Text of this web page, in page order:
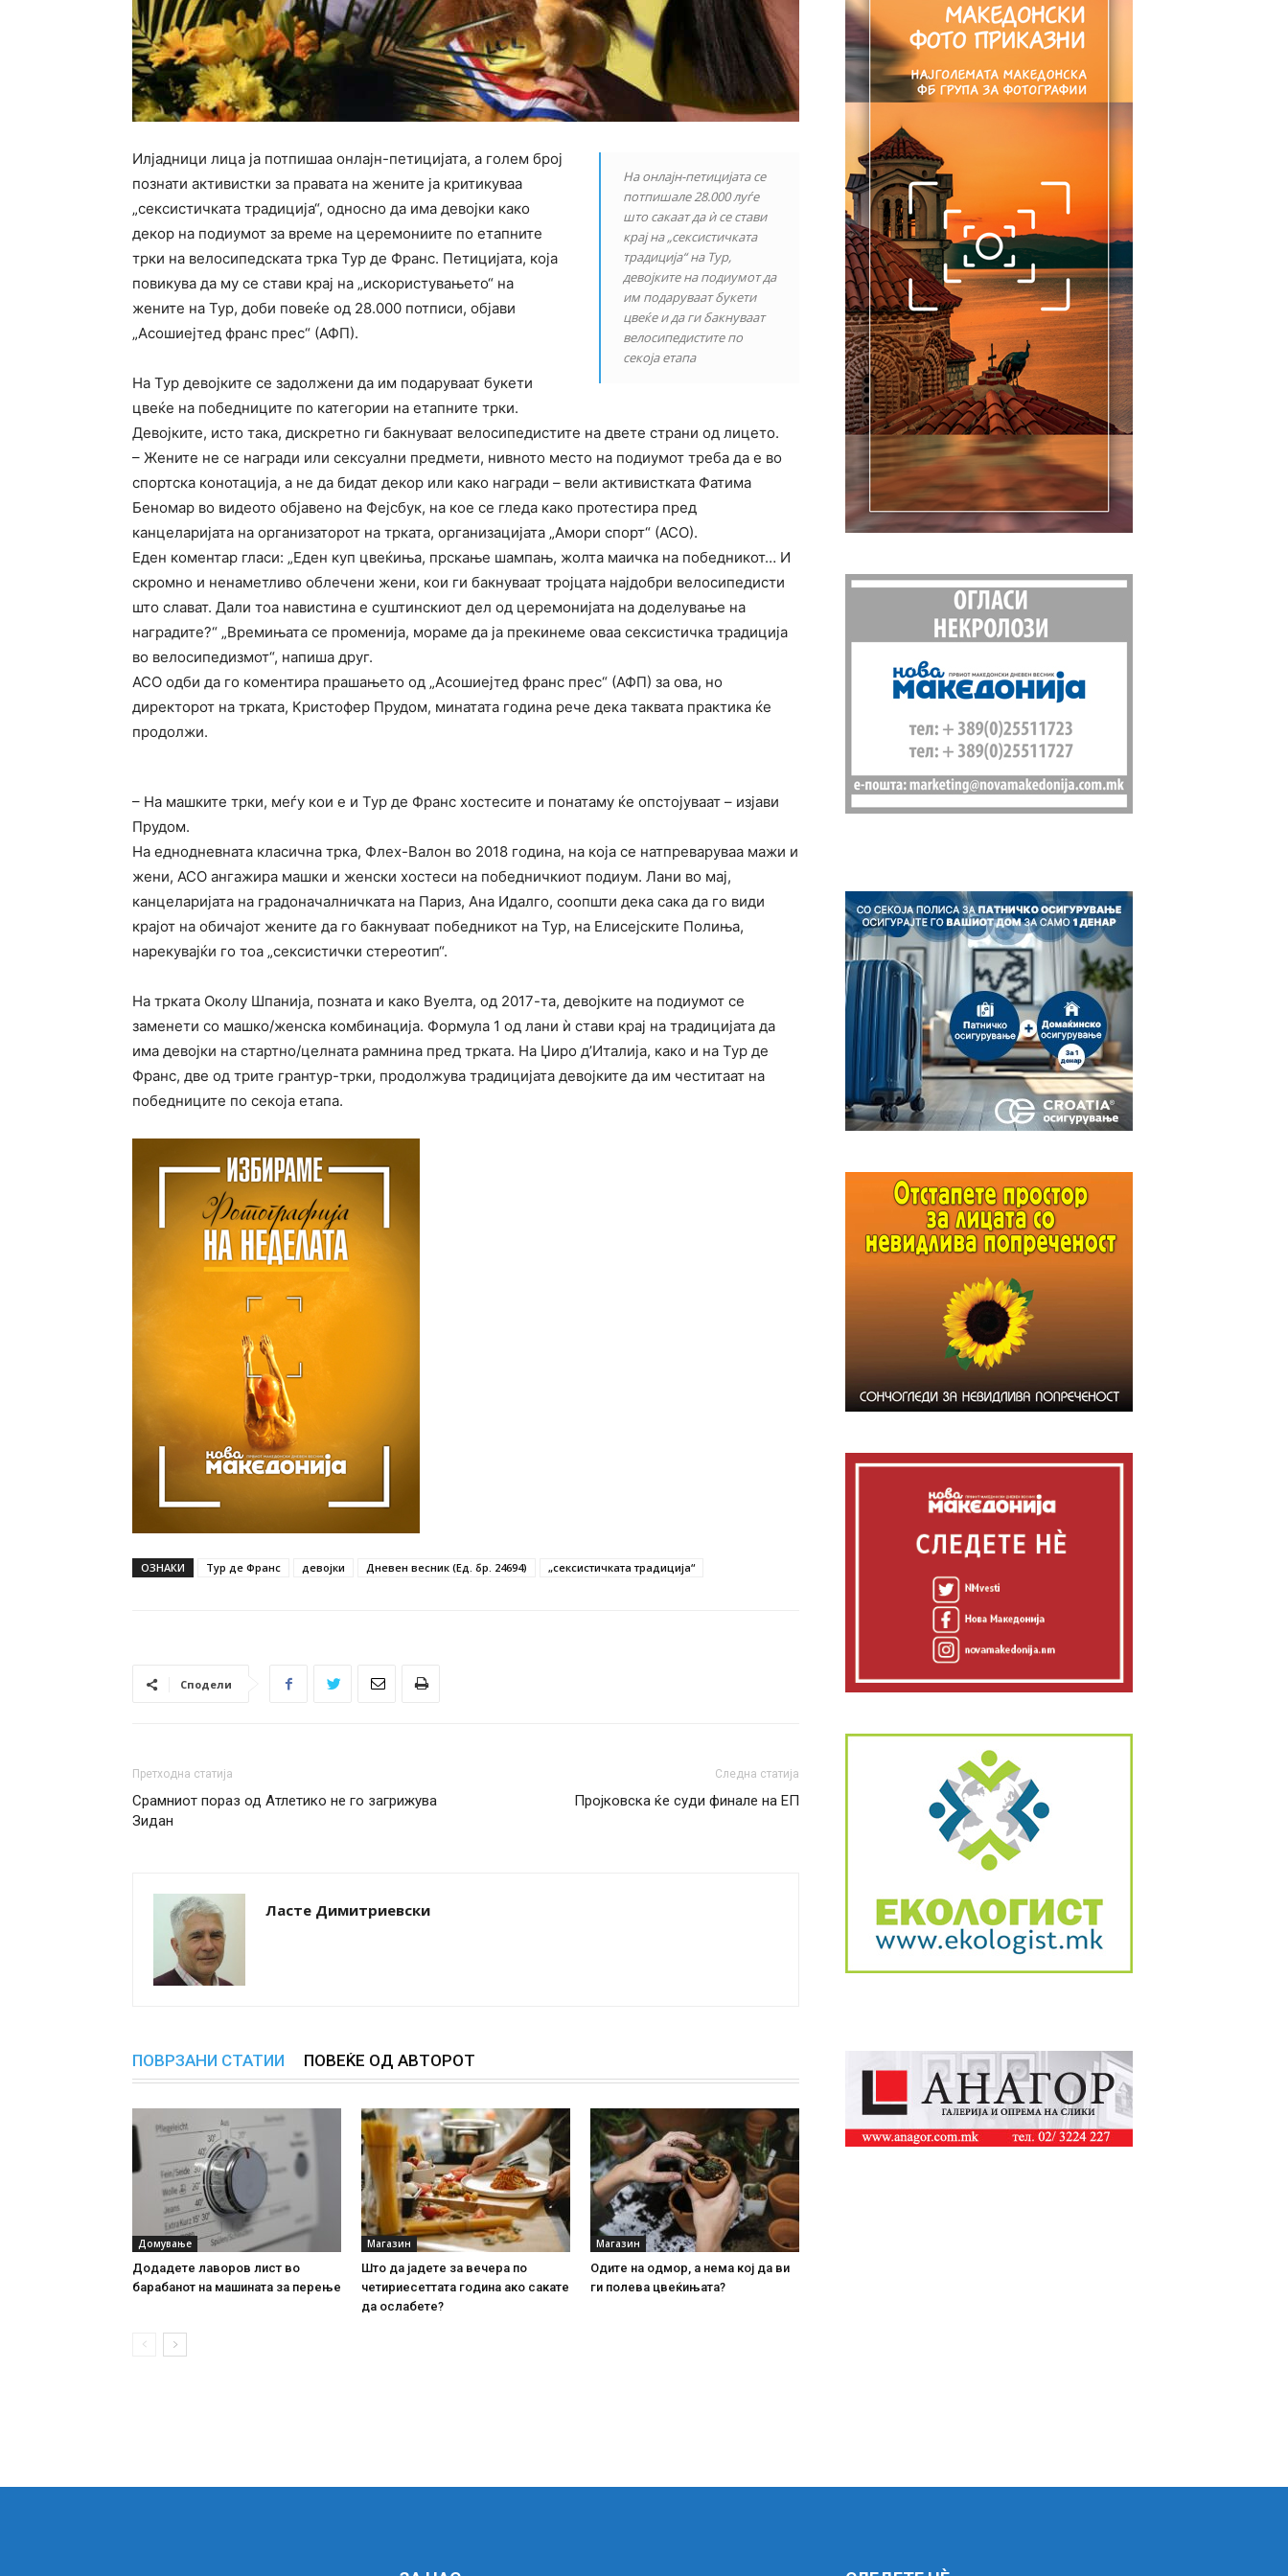
На онлајн-петицијата се
потпишале 28.000 луѓе
што сакаат да ѝ се стави
крај на „сексистичката
традиција“ на Тур,
девојките на подиумот да
им подаруваат букети
цвеќе и да ги бакнуваат
велосипедистите по
секоја етапа
Илјадници лица ја потпишаа онлајн-петицијата, а голем број
познати активистки за правата на жените ја критикуваа
„сексистичката традиција“, односно да има девојки како
декор на подиумот за време на церемониите по етапните
трки на велосипедската трка Тур де Франс. Петицијата, која
повикува да му се стави крај на „искористувањето“ на
жените на Тур, доби повеќе од 28.000 потписи, објави
„Асошиејтед франс прес“ (АФП).
На Тур девојките се задолжени да им подаруваат букети
цвеќе на победниците по категории на етапните трки.
Девојките, исто така, дискретно ги бакнуваат велосипедистите на двете страни од лицето.
– Жените не се награди или сексуални предмети, нивното место на подиумот треба да е во
спортска конотација, а не да бидат декор или како награди – вели активистката Фатима
Беномар во видеото објавено на Фејсбук, на кое се гледа како протестира пред
канцеларијата на организаторот на трката, организацијата „Амори спорт“ (АСО).
Еден коментар гласи: „Еден куп цвеќиња, прскање шампањ, жолта маичка на победникот… И
скромно и ненаметливо облечени жени, кои ги бакнуваат тројцата најдобри велосипедисти
што слават. Дали тоа навистина е суштинскиот дел од церемонијата на доделување на
наградите?“ „Времињата се променија, мораме да ја прекинеме оваа сексистичка традиција
во велосипедизмот“, напиша друг.
АСО одби да го коментира прашањето од „Асошиејтед франс прес“ (АФП) за ова, но
директорот на трката, Кристофер Прудом, минатата година рече дека таквата практика ќе
продолжи.
– На машките трки, меѓу кои е и Тур де Франс хостесите и понатаму ќе опстојуваат – изјави
Прудом.
На еднодневната класична трка, Флех-Валон во 2018 година, на која се натпреваруваа мажи и
жени, АСО ангажира машки и женски хостеси на победничкиот подиум. Лани во мај,
канцеларијата на градоначалничката на Париз, Ана Идалго, соопшти дека сака да го види
крајот на обичајот жените да го бакнуваат победникот на Тур, на Елисејските Полиња,
нарекувајќи го тоа „сексистички стереотип“.
На трката Околу Шпанија, позната и како Вуелта, од 2017-та, девојките на подиумот се
заменети со машко/женска комбинација. Формула 1 од лани ѝ стави крај на традицијата да
има девојки на стартно/целната рамнина пред трката. На Џиро д’Италија, како и на Тур де
Франс, две од трите грантур-трки, продолжува традицијата девојките да им честитаат на
победниците по секоја етапа.
ОЗНАКИ Тур де Франс девојки Дневен весник (Ед. бр. 24694) „сексистичката традиција“
Сподели
Претходна статија
Срамниот пораз од Атлетико не го загрижува
Зидан
Следна статија
Пројковска ќе суди финале на ЕП
Ласте Димитриевски
ПОВРЗАНИ СТАТИИ ПОВЕЌЕ ОД АВТОРОТ
Домување
Додадете лаворов лист во
барабанот на машината за перење
Магазин
Што да јадете за вечера по
четириесеттата година ако сакате
да ослабете?
Магазин
Одите на одмор, а нема кој да ви
ги полева цвеќињата?